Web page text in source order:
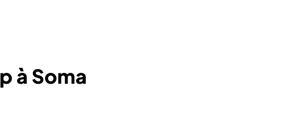
à Soma